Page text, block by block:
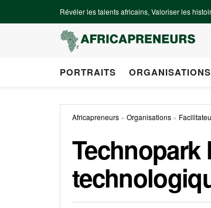
Révéler les talents africains, Valoriser les
PORTRAITS ORGANISATIONS
Africapreneurs » Organisations »
Technopark